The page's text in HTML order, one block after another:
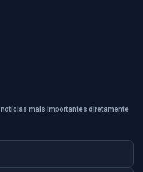
mais importantes diretamente